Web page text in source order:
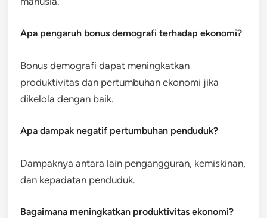
Apa pengaruh bonus demografi terhadap ekonomi?
Bonus demografi dapat meningkatkan
produktivitas dan pertumbuhan ekonomi jika
dikelola dengan baik.
Apa dampak negatif pertumbuhan penduduk?
Dampaknya antara lain pengangguran, kemiskinan,
dan kepadatan penduduk.
Bagaimana meningkatkan produktivitas ekonomi?